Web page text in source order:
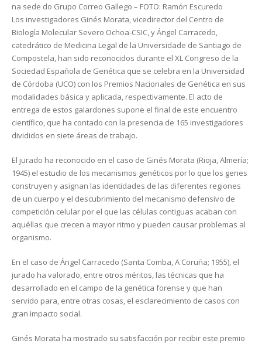
na sede do Grupo Correo Gallego – FOTO: Ramón Escuredo
Los investigadores Ginés Morata, vicedirector del Centro de
Biología Molecular Severo Ochoa-CSIC, y Ángel Carracedo,
catedrático de Medicina Legal de la Universidade de Santiago de
Compostela, han sido reconocidos durante el XL Congreso de la
Sociedad Española de Genética que se celebra en la Universidad
de Córdoba (UCO) con los Premios Nacionales de Genética en sus
modalidades básica y aplicada, respectivamente. El acto de
entrega de estos galardones supone el final de este encuentro
científico, que ha contado con la presencia de 165 investigadores
divididos en siete áreas de trabajo.
El jurado ha reconocido en el caso de Ginés Morata (Rioja, Almería;
1945) el estudio de los mecanismos genéticos por lo que los genes
construyen y asignan las identidades de las diferentes regiones
de un cuerpo y el descubrimiento del mecanismo defensivo de
competición celular por el que las células contiguas acaban con
aquéllas que crecen a mayor ritmo y pueden causar problemas al
organismo.
En el caso de Ángel Carracedo (Santa Comba, A Coruña; 1955), el
jurado ha valorado, entre otros méritos, las técnicas que ha
desarrollado en el campo de la genética forense y que han
servido para, entre otras cosas, el esclarecimiento de casos con
gran impacto social.
Ginés Morata ha mostrado su satisfacción por recibir este premio